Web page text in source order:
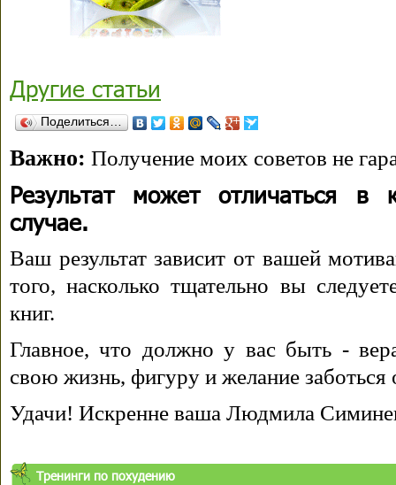
Другие статьи
Поделиться…
Важно: Получение моих советов не
Результат может отличаться в
случае.
Ваш результат зависит от вашей
того, насколько тщательно вы
книг.
Главное, что должно у вас быть -
свою жизнь, фигуру и желание заботься
Удачи! Искренне ваша Людмила
Тренинги по похудению